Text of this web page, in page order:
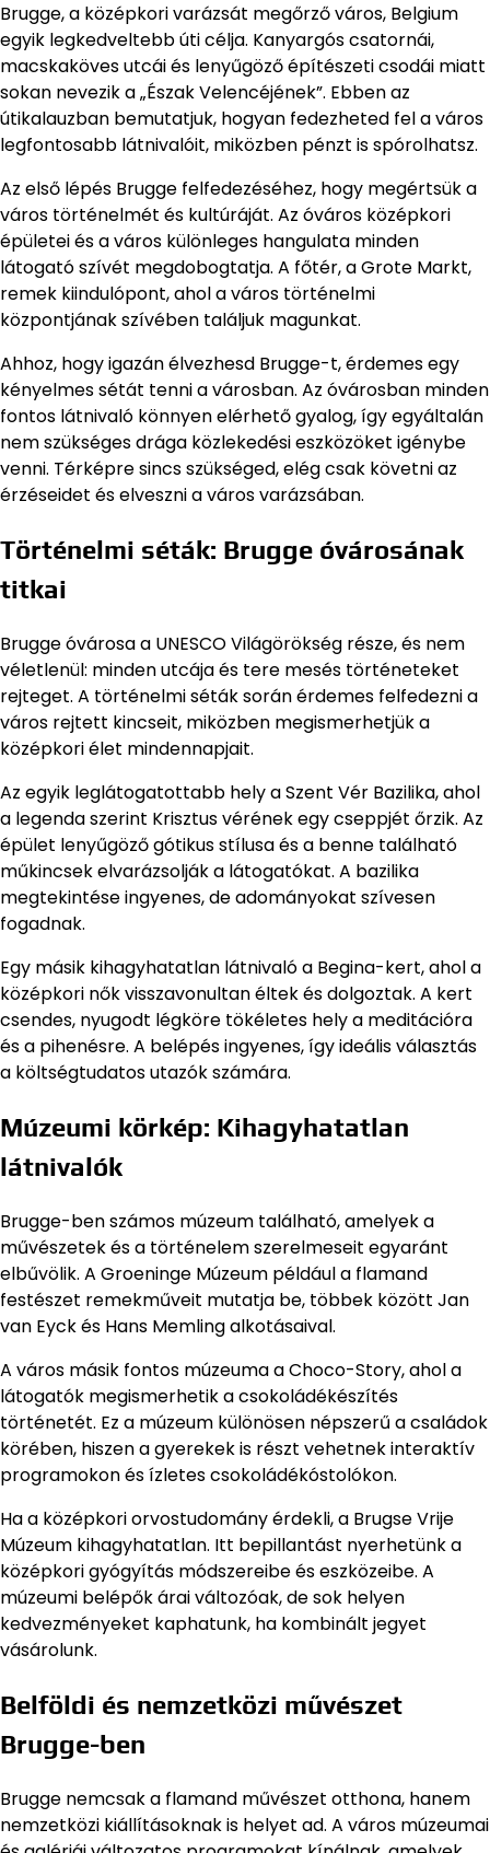
Brugge, a középkori varázsát megőrző város, Belgium
egyik legkedveltebb úti célja. Kanyargós csatornái,
macskaköves utcái és lenyűgöző építészeti csodái miatt
sokan nevezik a „Észak Velencéjének”. Ebben az
útikalauzban bemutatjuk, hogyan fedezheted fel a város
legfontosabb látnivalóit, miközben pénzt is spórolhatsz.
Az első lépés Brugge felfedezéséhez, hogy megértsük a
város történelmét és kultúráját. Az óváros középkori
épületei és a város különleges hangulata minden
látogató szívét megdobogtatja. A főtér, a Grote Markt,
remek kiindulópont, ahol a város történelmi
központjának szívében találjuk magunkat.
Ahhoz, hogy igazán élvezhesd Brugge-t, érdemes egy
kényelmes sétát tenni a városban. Az óvárosban minden
fontos látnivaló könnyen elérhető gyalog, így egyáltalán
nem szükséges drága közlekedési eszközöket igénybe
venni. Térképre sincs szükséged, elég csak követni az
érzéseidet és elveszni a város varázsában.
Történelmi séták: Brugge óvárosának
titkai
Brugge óvárosa a UNESCO Világörökség része, és nem
véletlenül: minden utcája és tere mesés történeteket
rejteget. A történelmi séták során érdemes felfedezni a
város rejtett kincseit, miközben megismerhetjük a
középkori élet mindennapjait.
Az egyik leglátogatottabb hely a Szent Vér Bazilika, ahol
a legenda szerint Krisztus vérének egy cseppjét őrzik. Az
épület lenyűgöző gótikus stílusa és a benne található
műkincsek elvarázsolják a látogatókat. A bazilika
megtekintése ingyenes, de adományokat szívesen
fogadnak.
Egy másik kihagyhatatlan látnivaló a Begina-kert, ahol a
középkori nők visszavonultan éltek és dolgoztak. A kert
csendes, nyugodt légköre tökéletes hely a meditációra
és a pihenésre. A belépés ingyenes, így ideális választás
a költségtudatos utazók számára.
Múzeumi körkép: Kihagyhatatlan
látnivalók
Brugge-ben számos múzeum található, amelyek a
művészetek és a történelem szerelmeseit egyaránt
elbűvölik. A Groeninge Múzeum például a flamand
festészet remekműveit mutatja be, többek között Jan
van Eyck és Hans Memling alkotásaival.
A város másik fontos múzeuma a Choco-Story, ahol a
látogatók megismerhetik a csokoládékészítés
történetét. Ez a múzeum különösen népszerű a családok
körében, hiszen a gyerekek is részt vehetnek interaktív
programokon és ízletes csokoládékóstolókon.
Ha a középkori orvostudomány érdekli, a Brugse Vrije
Múzeum kihagyhatatlan. Itt bepillantást nyerhetünk a
középkori gyógyítás módszereibe és eszközeibe. A
múzeumi belépők árai változóak, de sok helyen
kedvezményeket kaphatunk, ha kombinált jegyet
vásárolunk.
Belföldi és nemzetközi művészet
Brugge-ben
Brugge nemcsak a flamand művészet otthona, hanem
nemzetközi kiállításoknak is helyet ad. A város múzeumai